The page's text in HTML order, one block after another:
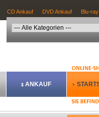
CD Ankauf DVD Ankauf Blu-
ANKAUF